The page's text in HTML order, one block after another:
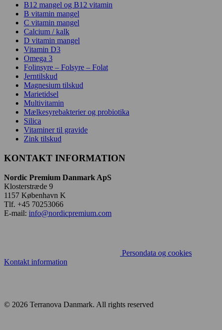
B12 mangel og B12 vitamin
B vitamin mangel
C vitamin mangel
Calcium / kalk
D vitamin mangel
Vitamin D3
Omega 3
Folinsyre – Folsyre – Folat
Jerntilskud
Magnesium tilskud
Marietidsel
Multivitamin
Mælkesyrebakterier og probiotika
Silica
Vitaminer til gravide
Zink tilskud
KONTAKT INFORMATION
Nordic Premium Danmark ApS
Klosterstræde 9
1157 København K
Tlf. +45 70253066
E-mail: info@nordicpremium.com
Persondata og cookies
Kontakt information
© 2026 Terranova Danmark. All rights reserved